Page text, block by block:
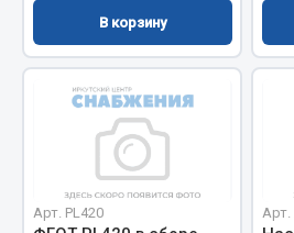
Кольца уплотнительные
Лента конвейерная
Манжеты
Паронит
Патрубки
Прокладки
Рукава высокого давления
В корзину
Арт. PL420 Арт.